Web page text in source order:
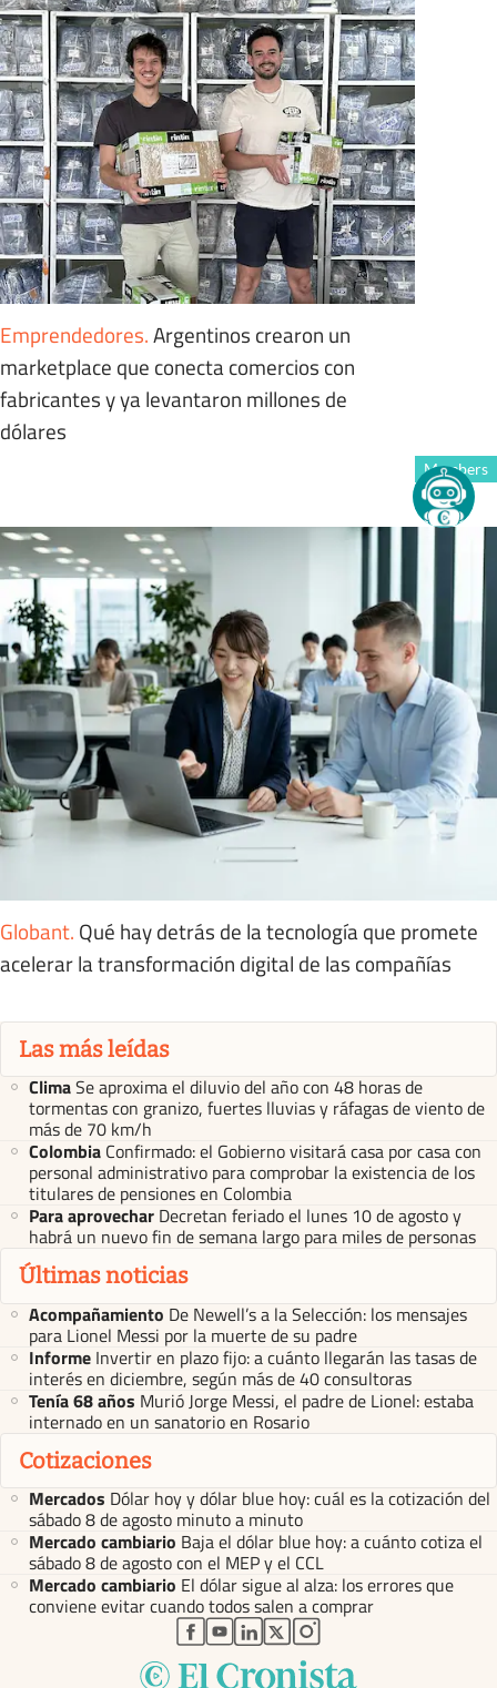
Emprendedores.Argentinos crearon un
marketplace que conecta comercios con
fabricantes y ya levantaron millones de
dólares
Members
Globant. Qué hay detrás de la tecnología que promete
acelerar la transformación digital de las compañías
Las más leídas
ClimaSe aproxima el diluvio del año con 48 horas de
tormentas con granizo, fuertes lluvias y ráfagas de viento de
más de 70 km/h
Colombia Confirmado: el Gobierno visitará casa por casa con
personal administrativo para comprobar la existencia de los
titulares de pensiones en Colombia
Para aprovechar Decretan feriado el lunes 10 de agosto y
habrá un nuevo fin de semana largo para miles de personas
Últimas noticias
Acompañamiento De Newell’s a la Selección: los mensajes
para Lionel Messi por la muerte de su padre
Informe Invertir en plazo fijo: a cuánto llegarán las tasas de
interés en diciembre, según más de 40 consultoras
Tenía 68 años Murió Jorge Messi, el padre de Lionel: estaba
internado en un sanatorio en Rosario
Cotizaciones
Mercados Dólar hoy y dólar blue hoy: cuál es la cotización del
sábado 8 de agosto minuto a minuto
Mercado cambiario Baja el dólar blue hoy: a cuánto cotiza el
sábado 8 de agosto con el MEP y el CCL
Mercado cambiario El dólar sigue al alza: los errores que
conviene evitar cuando todos salen a comprar
abre en nueva pestaña
abre en nueva pestaña
abre en nueva pestaña
abre en nueva pestaña
abre en nueva pestaña